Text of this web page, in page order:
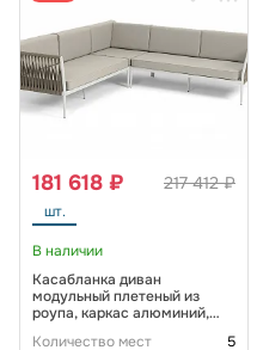
217 412 ₽
181 618 ₽
шт.
В наличии
Касабланка диван
модульный плетеный из
роупа, каркас алюминий,
Количество мест
5